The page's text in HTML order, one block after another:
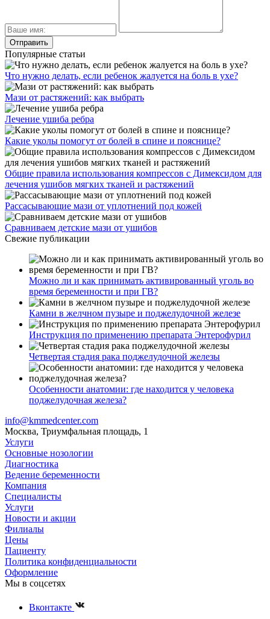
Популярные статьи
Что нужно делать, если ребенок жалуется на боль в ухе?
Мази от растяжений: как выбрать
Лечение ушиба ребра
Какие уколы помогут от болей в спине и пояснице?
Общие правила использования компрессов с Димексидом для
лечения ушибов мягких тканей и растяжений
Рассасывающие мази от уплотнений под кожей
Сравниваем детские мази от ушибов
Свежие публикации
Можно ли и как принимать активированный уголь во
время беременности и при ГВ?
Камни в желчном пузыре и поджелудочной железе
Инструкция по применению препарата Энтерофурил
Четвертая стадия рака поджелудочной железы
Особенности анатомии: где находится у человека
поджелудочная железа?
info@kmmedcenter.com
Москва, Триумфальная площадь, 1
Услуги
Основные нозологии
Диагностика
Ведение беременности
Компания
Специалисты
Услуги
Новости и акции
Филиалы
Цены
Пациенту
Политика конфиденциальности
Оформление
Мы в соцсетях
Вконтакте